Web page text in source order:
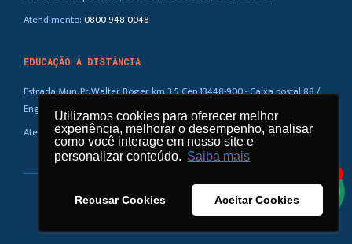
Utilizamos cookies para oferecer melhor
experiência, melhorar o desempenho, analisar
como você interage em nosso site e
personalizar conteúdo. Saiba mais
Recusar Cookies Aceitar Cookies
Utilizamos cookies para oferecer melhor
experiência, melhorar o desempenho, analisar
como você interage em nosso site e
personalizar conteúdo. Saiba mais
Recusar Cookies Aceitar Cookies
Atendimento:0800 948 0048
EDUCAÇÃO A DISTÂNCIA
Estrada Mun. Pr. Walter Boger, km 3,5 Cep 13448-900 - Caixa postal 88 /
Eng. Coelho – SP
Atendimento:0800 948 0048